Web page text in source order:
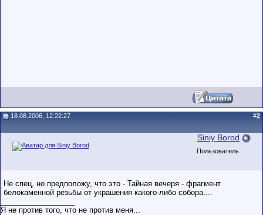
18.08.2006, 12:22:27 #2
Siniy Borod
Пользователь
Не спец, но предположу, что это - Тайная вечеря - фрагмент
белокаменной резьбы от украшения какого-либо собора....
Я не против того, что не против меня...